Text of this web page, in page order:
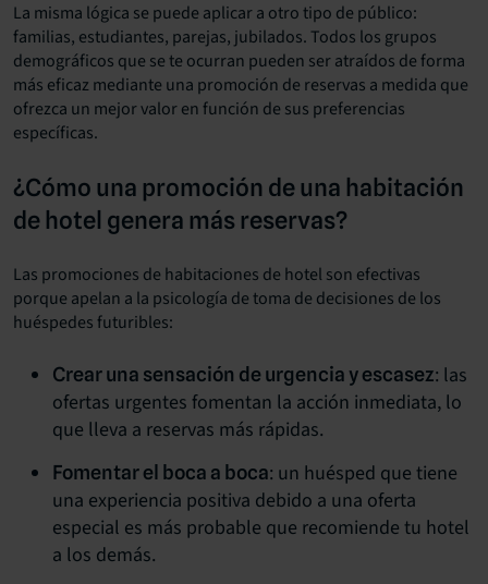
La misma lógica se puede aplicar a otro tipo de público:
familias, estudiantes, parejas, jubilados. Todos los grupos
demográficos que se te ocurran pueden ser atraídos de forma
más eficaz mediante una promoción de reservas a medida que
ofrezca un mejor valor en función de sus preferencias
específicas.
¿Cómo una promoción de una habitación
de hotel genera más reservas?
Las promociones de habitaciones de hotel son efectivas
porque apelan a la psicología de toma de decisiones de los
huéspedes futuribles:
Crear una sensación de urgencia y escasez: las
ofertas urgentes fomentan la acción inmediata, lo
que lleva a reservas más rápidas.
Fomentar el boca a boca: un huésped que tiene
una experiencia positiva debido a una oferta
especial es más probable que recomiende tu hotel
a los demás.